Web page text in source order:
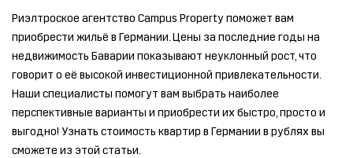
Риэлтроское агентство Campus Property поможет вам
приобрести жильё в Германии. Цены за последние годы на
недвижимость Баварии показывают неуклонный рост, что
говорит о её высокой инвестиционной привлекательности.
Наши специалисты помогут вам выбрать наиболее
перспективные варианты и приобрести их быстро, просто и
выгодно! Узнать стоимость квартир в Германии в рублях вы
сможете из этой статьи.